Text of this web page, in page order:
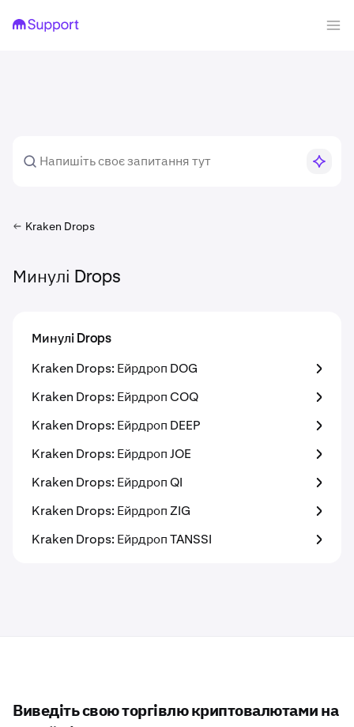
Kraken Drops
Минулі Drops
Минулі Drops
Kraken Drops: Ейрдроп DOG
Kraken Drops: Ейрдроп COQ
Kraken Drops: Ейрдроп DEEP
Kraken Drops: Ейрдроп JOE
Kraken Drops: Ейрдроп QI
Kraken Drops: Ейрдроп ZIG
Kraken Drops: Ейрдроп TANSSI
Виведіть свою торгівлю криптовалютами на